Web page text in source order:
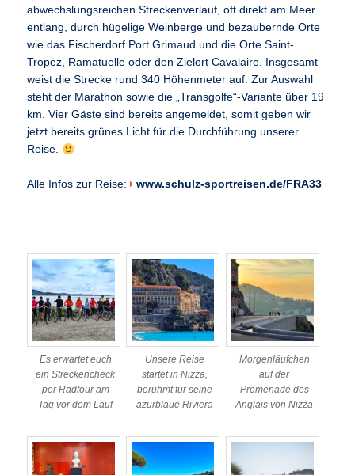
abwechslungsreichen Streckenverlauf, oft direkt am Meer
entlang, durch hügelige Weinberge und bezaubernde Orte
wie das Fischerdorf Port Grimaud und die Orte Saint-
Tropez, Ramatuelle oder den Zielort Cavalaire. Insgesamt
weist die Strecke rund 340 Höhenmeter auf. Zur Auswahl
steht der Marathon sowie die „Transgolfe“-Variante über 19
km. Vier Gäste sind bereits angemeldet, somit geben wir
jetzt bereits grünes Licht für die Durchführung unserer
Reise.
Alle Infos zur Reise: www.schulz-sportreisen.de/FRA33
Es erwartet euch
ein Streckencheck
per Radtour am
Tag vor dem Lauf
Unsere Reise
startet in Nizza,
berühmt für seine
azurblaue Riviera
Morgenläufchen
auf der
Promenade des
Anglais von Nizza